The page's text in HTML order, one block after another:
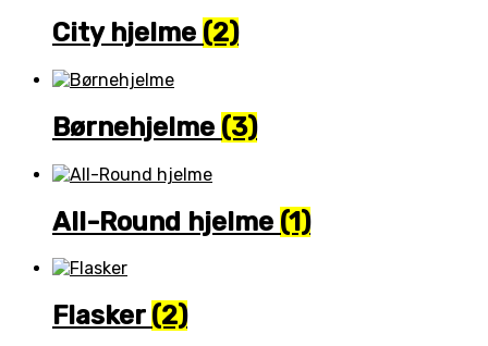
City hjelme (2)
Børnehjelme (3)
All-Round hjelme (1)
Flasker (2)